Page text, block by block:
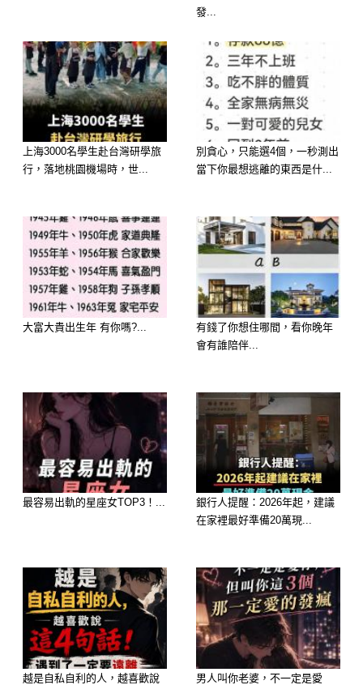
發...
上海3000名學生赴台灣研學旅
行，落地桃園機場時，世...
別貪心，只能選4個，一秒測出
當下你最想逃離的東西是什...
大富大貴出生年 有你嗎?...
有錢了你想住哪間，看你晚年
會有誰陪伴...
最容易出軌的星座女TOP3！...
銀行人提醒：2026年起，建議
在家裡最好準備20萬現...
越是自私自利的人，越喜歡說
男人叫你老婆，不一定是愛